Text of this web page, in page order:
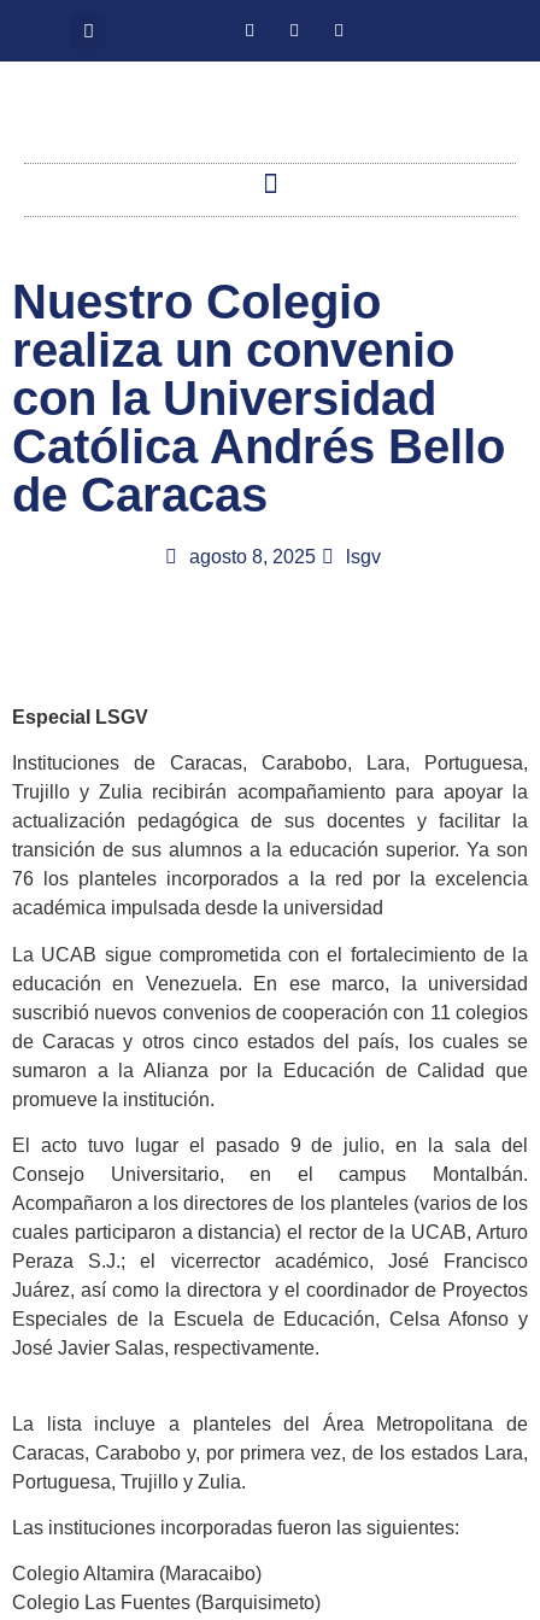
Nuestro Colegio
realiza un convenio
con la Universidad
Católica Andrés Bello
de Caracas
agosto 8, 2025 lsgv
Especial LSGV
Instituciones de Caracas, Carabobo, Lara, Portuguesa,
Trujillo y Zulia recibirán acompañamiento para apoyar la
actualización pedagógica de sus docentes y facilitar la
transición de sus alumnos a la educación superior. Ya son
76 los planteles incorporados a la red por la excelencia
académica impulsada desde la universidad
La UCAB sigue comprometida con el fortalecimiento de la
educación en Venezuela. En ese marco, la universidad
suscribió nuevos convenios de cooperación con 11 colegios
de Caracas y otros cinco estados del país, los cuales se
sumaron a la Alianza por la Educación de Calidad que
promueve la institución.
El acto tuvo lugar el pasado 9 de julio, en la sala del
Consejo Universitario, en el campus Montalbán.
Acompañaron a los directores de los planteles (varios de los
cuales participaron a distancia) el rector de la UCAB, Arturo
Peraza S.J.; el vicerrector académico, José Francisco
Juárez, así como la directora y el coordinador de Proyectos
Especiales de la Escuela de Educación, Celsa Afonso y
José Javier Salas, respectivamente.
La lista incluye a planteles del Área Metropolitana de
Caracas, Carabobo y, por primera vez, de los estados Lara,
Portuguesa, Trujillo y Zulia.
Las instituciones incorporadas fueron las siguientes:
Colegio Altamira (Maracaibo)
Colegio Las Fuentes (Barquisimeto)